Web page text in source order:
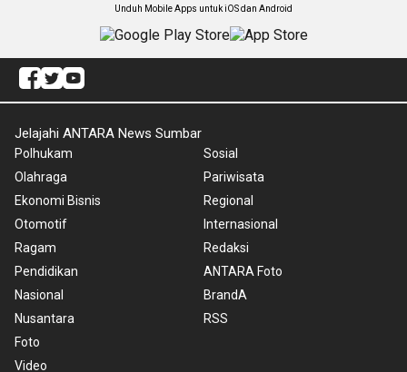
Unduh Mobile Apps untuk iOS dan Android
Jelajahi ANTARA News Sumbar
Polhukam
Olahraga
Ekonomi Bisnis
Otomotif
Ragam
Pendidikan
Nasional
Nusantara
Foto
Video
Sosial
Pariwisata
Regional
Internasional
Redaksi
ANTARA Foto
BrandA
RSS